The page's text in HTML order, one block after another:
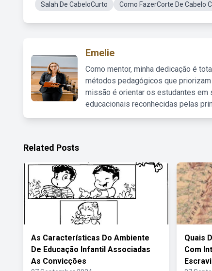
Salah De CabeloCurto
Como FazerCorte De Cabelo
Emelie
Como mentor, minha dedicação é
métodos pedagógicos que
missão é orientar os estudantes em
educacionais reconhecidas pelas
Related Posts
As Características Do Ambiente
De Educação Infantil Associadas
As Convicções
Quais
Com